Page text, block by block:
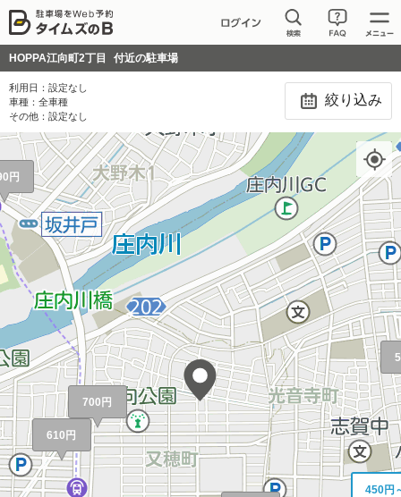
HOPPA江向町2丁目 付近の駐車場
利用日： 設定なし
車種： 全車種
その他： 設定なし
絞り込み
円
610円
700円
450円